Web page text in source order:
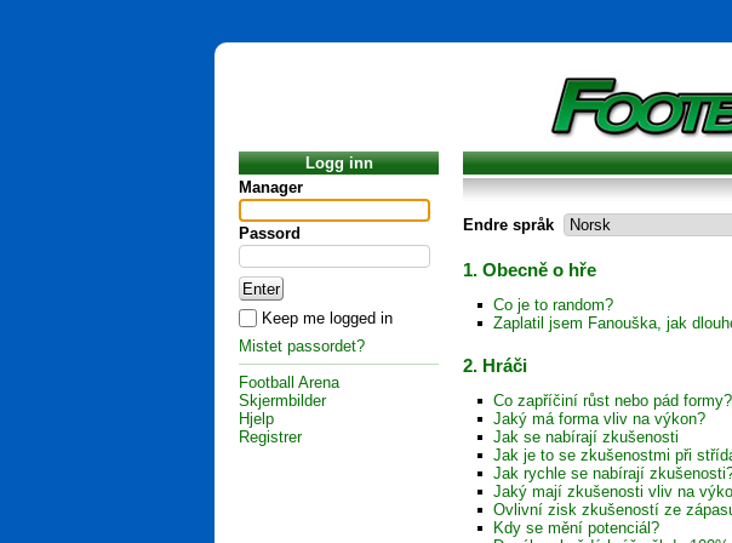
Logg inn
Manager
Passord
Keep me logged in
Mistet passordet?
Football Arena
Skjermbilder
Hjelp
Registrer
Endre språk
1. Obecně o hře
Co je to random?
Zaplatil jsem Fanouška, jak
2. Hráči
Co zapříčiní růst nebo pád formy?
Jaký má forma vliv na výkon?
Jak se nabírají zkušenosti
Jak je to se zkušenostmi při
Jak rychle se nabírají
Jaký mají zkušenosti vliv na
Ovlivní zisk zkušeností ze
Kdy se mění potenciál?